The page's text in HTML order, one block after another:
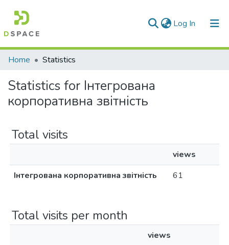
Log In (current)
Communities & Collections
All of DSpace
Home Statistics
Statistics for Інтегрована
корпоративна звітність
Total visits
views
Інтегрована корпоративна звітність
61
Total visits per month
views